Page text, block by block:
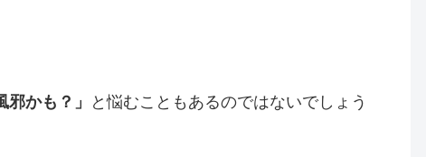
邪かも？」
と悩むこともあるのではないでしょう